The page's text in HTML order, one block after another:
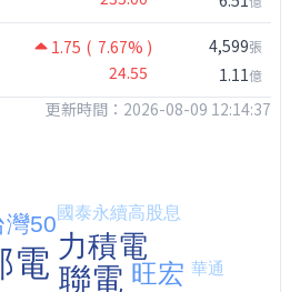
1.75 ( 7.67% )
24.55
4,599張
1.11億
更新時間：2026-08-09 12:14:37